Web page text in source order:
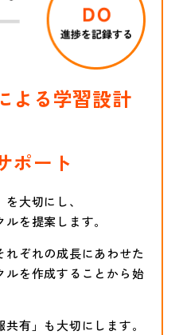
よる学習設計
ポート
大切にし、
を提案します。
ぞれの成長にあわせた
ルを作成することから始
有」も大切にします。